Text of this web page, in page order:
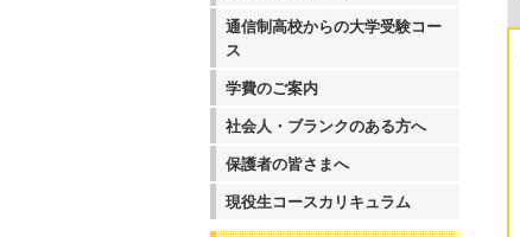
通信制高校からの大学受験コー
ス
学費のご案内
社会人・ブランクのある方へ
保護者の皆さまへ
現役生コースカリキュラム